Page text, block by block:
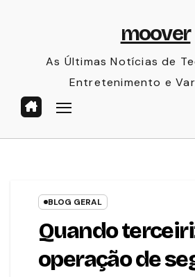
moover
As Últimas Notícias de
Entretenimento e
BLOG GERAL
Quando
operação de